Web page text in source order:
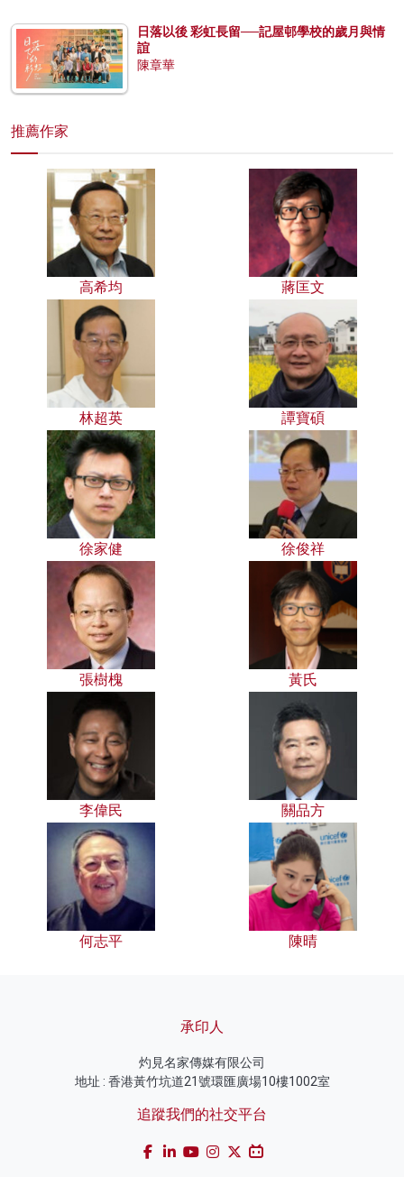
日落以後 彩虹長留──記屋邨學校的歲月與情
誼
陳章華
推薦作家
高希均 蔣匡文
林超英 譚寶碩
徐家健 徐俊祥
張樹槐 黃氏
李偉民 關品方
何志平 陳晴
承印人
灼見名家傳媒有限公司
地址 : 香港黃竹坑道21號環匯廣場10樓1002室
追蹤我們的社交平台